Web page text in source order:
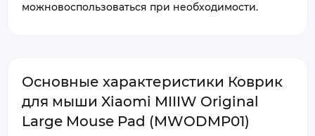
можновоспользоваться при необходимости.
Основные характеристики Коврик
для мыши Xiaomi MIIIW Original
Large Mouse Pad (MWODMP01)